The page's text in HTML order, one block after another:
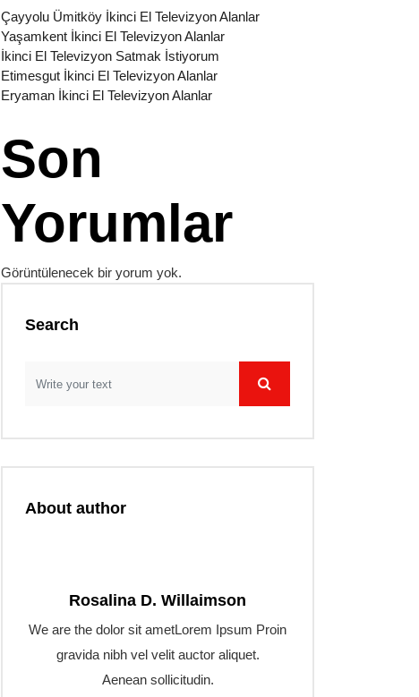
Çayyolu Ümitköy İkinci El Televizyon Alanlar
Yaşamkent İkinci El Televizyon Alanlar
İkinci El Televizyon Satmak İstiyorum
Etimesgut İkinci El Televizyon Alanlar
Eryaman İkinci El Televizyon Alanlar
Son
Yorumlar
Görüntülenecek bir yorum yok.
Search
About author
Rosalina D. Willaimson
We are the dolor sit ametLorem Ipsum Proin
gravida nibh vel velit auctor aliquet.
Aenean sollicitudin.